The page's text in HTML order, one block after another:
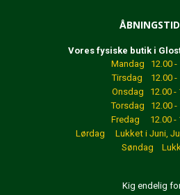
Vores fysiske butik i
Mandag 12.00 -
Tirsdag 12.00 -
Onsdag 12.00 -
Torsdag 12.00 -
Fredag 12.00 -
Lørdag Lukket i Juni,
Søndag
Kig endelig